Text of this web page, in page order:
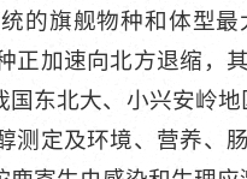
的旗舰物种和体型
正加速向北方退缩，
东北大、小兴安岭
测定及环境、营养、